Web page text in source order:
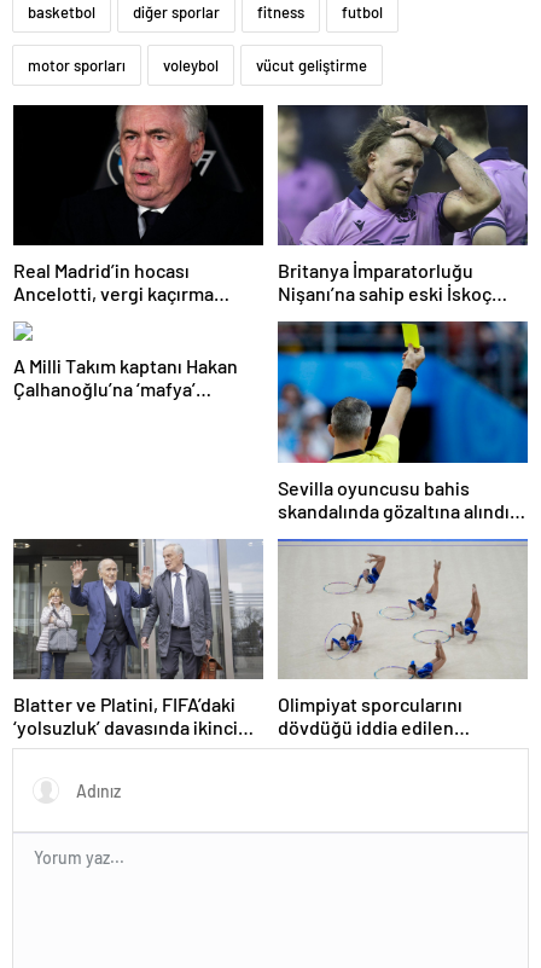
basketbol diğer sporlar fitness futbol
motor sporları voleybol vücut geliştirme
Real Madrid’in hocası
Ancelotti, vergi kaçırma
suçlamasıyla mahkemeye
çıkacak
Britanya İmparatorluğu
Nişanı’na sahip eski İskoç
kaptana aile içi şiddetten
kamu hizmeti cezası
A Milli Takım kaptanı Hakan
Çalhanoğlu’na ‘mafya’
Sevilla oyuncusu bahis
skandalında gözaltına alındı:
Blatter ve Platini, FIFA’daki
‘yolsuzluk’ davasında ikinci
kez aklandı
Olimpiyat sporcularını
dövdüğü iddia edilen
Azerbaycanlı antrenöre 8 yıl